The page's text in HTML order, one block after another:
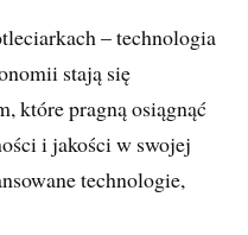
– technologia
stają się
które pragną osiągnąć
i jakości w swojej
technologie,